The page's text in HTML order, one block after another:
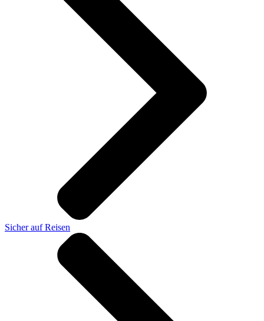
Sicher auf Reisen